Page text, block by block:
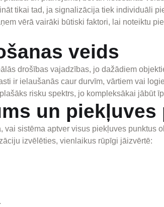
tikai tad, ja signalizācija tiek individuāli
vērā vairāki būtiski faktori, lai noteiktu
veids
drošības vajadzības, jo dažādiem
ir ielaušanās caur durvīm, vārtiem vai
risku spektrs, jo kompleksākai jābūt
un piekļuves
vai sistēma aptver visus piekļuves punktus
izvēlēties, vienlaikus rūpīgi jāizvērtē: